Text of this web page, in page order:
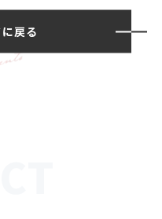
戻る